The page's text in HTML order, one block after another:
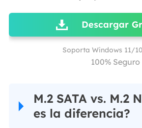
Descargar
Soporta Windows 11/
100% Seguro
M.2 SATA vs. M.2
es la diferencia?